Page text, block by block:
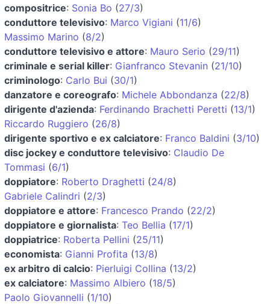
compositrice: Sonia Bo (27/3)
conduttore televisivo: Marco Vigiani (11/6)
Massimo Marino (8/2)
conduttore televisivo e attore: Mauro Serio (29/11)
criminale e serial killer: Gianfranco Stevanin (21/10)
criminologo: Carlo Bui (30/1)
danzatore e coreografo: Michele Abbondanza (22/8)
dirigente d'azienda: Ferdinando Brachetti Peretti (13/1)
Riccardo Ruggiero (26/8)
dirigente sportivo e ex calciatore: Franco Baldini (3/10)
disc jockey e conduttore televisivo: Claudio De
Tommasi (6/1)
doppiatore: Roberto Draghetti (24/8)
Gabriele Calindri (2/3)
doppiatore e attore: Francesco Prando (22/2)
doppiatore e giornalista: Teo Bellia (17/1)
doppiatrice: Roberta Pellini (25/11)
economista: Gianni Profita (13/8)
ex arbitro di calcio: Pierluigi Collina (13/2)
ex calciatore: Massimo Albiero (18/5)
Paolo Giovannelli (1/10)